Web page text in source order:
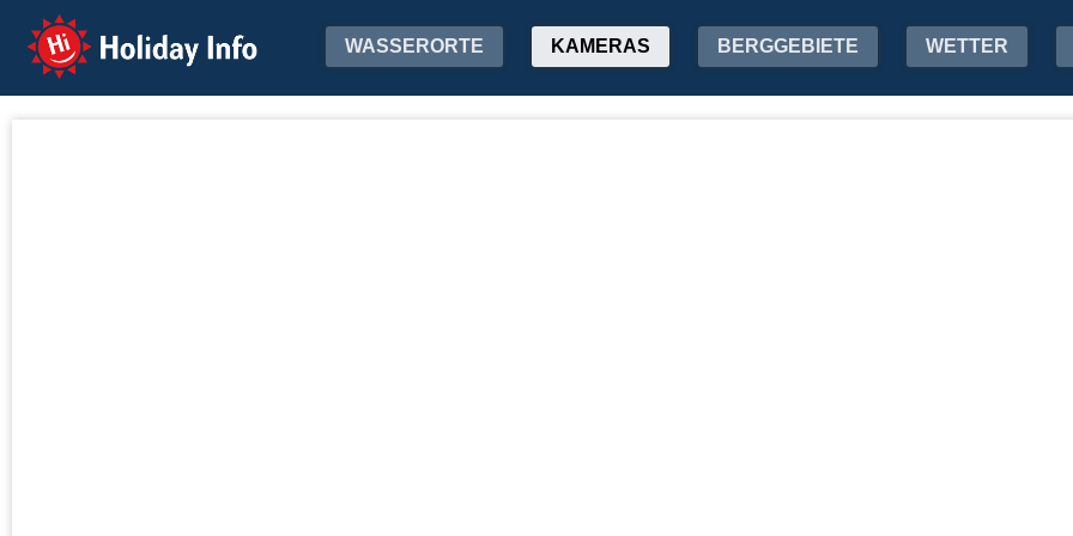
Holiday Info WASSERORTE KAMERAS BERGGEBIETE WETTER